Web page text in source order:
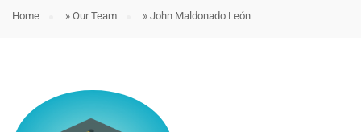
Home » Our Team » John Maldonado León